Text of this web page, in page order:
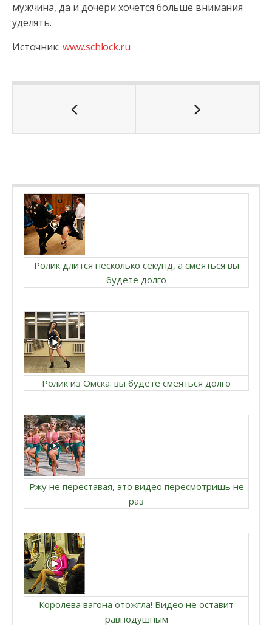
мужчина, да и дочери хочется больше внимания
уделять.
Источник: www.schlock.ru
Ролик длится несколько секунд, а смеяться вы
будете долго
Ролик из Омска: вы будете смеяться долго
Ржу не переставая, это видео пересмотришь не
раз
Королева вагона отожгла! Видео не оставит
равнодушным